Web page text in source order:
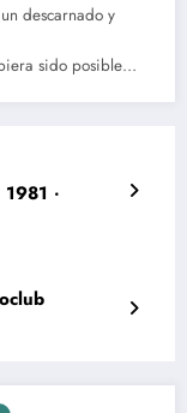
descarnado y
sido posible…
‧